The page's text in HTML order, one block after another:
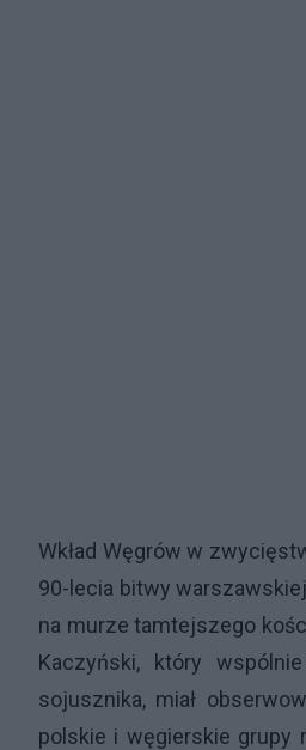
Wkład Węgrów w
90-lecia bitwy
na murze tamtejszego
Kaczyński, który
sojusznika, miał
polskie i węgierskie grupy